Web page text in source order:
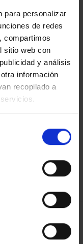
para personalizar
de redes
compartimos
sitio web con
y análisis
información
recopilado a